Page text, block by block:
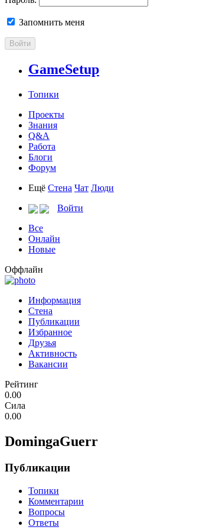
Запомнить меня
Войти
GameSetup
Топики
Проекты
Знания
Q&A
Работа
Блоги
Форум
Ещё Стена Чат Люди
Войти
Все
Онлайн
Новые
Оффлайн
Информация
Стена
Публикации
Избранное
Друзья
Активность
Вакансии
Рейтинг
0.00
Сила
0.00
DomingaGuerr
Публикации
Топики
Комментарии
Вопросы
Ответы